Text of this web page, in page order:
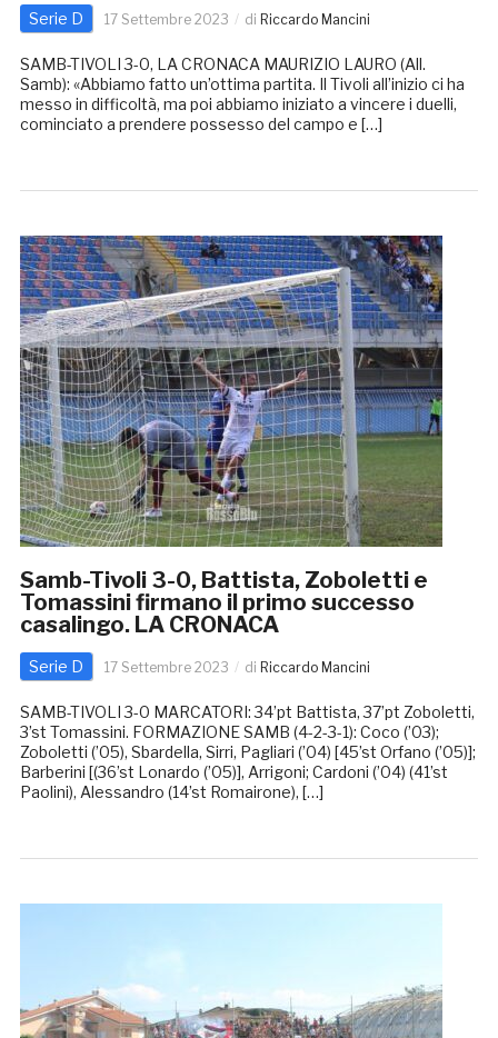
Serie D 17 Settembre 2023 di Riccardo Mancini
SAMB-TIVOLI 3-0, LA CRONACA MAURIZIO LAURO (All.
Samb): «Abbiamo fatto un’ottima partita. Il Tivoli all’inizio ci ha
messo in difficoltà, ma poi abbiamo iniziato a vincere i duelli,
cominciato a prendere possesso del campo e […]
Samb-Tivoli 3-0, Battista, Zoboletti e
Tomassini firmano il primo successo
casalingo. LA CRONACA
Serie D 17 Settembre 2023 di Riccardo Mancini
SAMB-TIVOLI 3-0 MARCATORI: 34’pt Battista, 37’pt Zoboletti,
3’st Tomassini. FORMAZIONE SAMB (4-2-3-1): Coco (’03);
Zoboletti (’05), Sbardella, Sirri, Pagliari (’04) [45’st Orfano (’05)];
Barberini [(36’st Lonardo (’05)], Arrigoni; Cardoni (’04) (41’st
Paolini), Alessandro (14’st Romairone), […]